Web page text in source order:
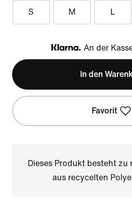
S M L
Klarna
An der
In den
Favorit
Dieses Produkt besteht
aus recycelten